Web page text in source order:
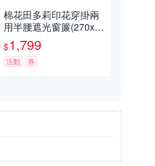
棉花田多莉印花穿掛兩
用半腰遮光窗簾(270x16
5cm)
$1,799
活動 券